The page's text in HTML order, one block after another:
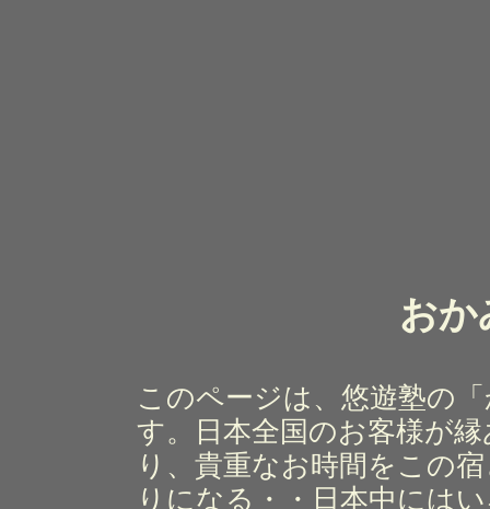
おか
このページは、悠遊塾の
す。日本全国のお客様が
り、貴重なお時間をこの
りになる・・日本中には